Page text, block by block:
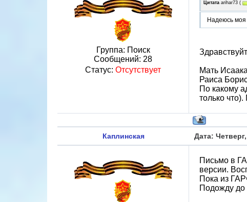
Группа: Поиск
Сообщений: 28
Статус: Отсутствует
Цитата arihar73 (
Надеюсь моя
Мать
Раиса
По какому
только что).
Каплинская Дата:
Письмо в
версии.
Пока из
Подожду до